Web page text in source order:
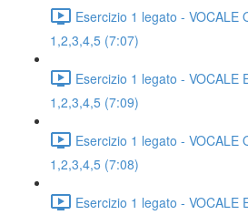
Esercizio 1 legato - VOCALE
1,2,3,4,5 (7:07)
Esercizio 1 legato - VOCALE
1,2,3,4,5 (7:09)
Esercizio 1 legato - VOCALE
1,2,3,4,5 (7:08)
Esercizio 1 legato - VOCALE